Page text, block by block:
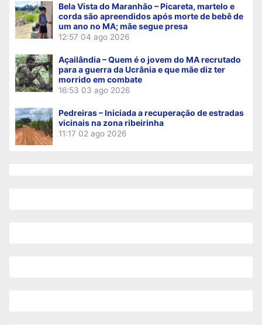
Bela Vista do Maranhão – Picareta, martelo e
corda são apreendidos após morte de bebê de
um ano no MA; mãe segue presa
12:57 04 ago 2026
Açailândia – Quem é o jovem do MA recrutado
para a guerra da Ucrânia e que mãe diz ter
morrido em combate
16:53 03 ago 2026
Pedreiras – Iniciada a recuperação de estradas
vicinais na zona ribeirinha
11:17 02 ago 2026